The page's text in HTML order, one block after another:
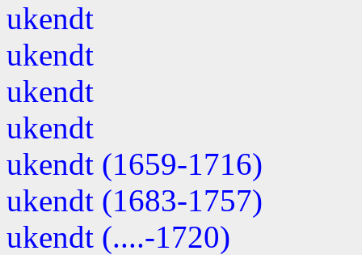
ukendt
ukendt
ukendt
ukendt
ukendt (1659-1716)
ukendt (1683-1757)
ukendt (....-1720)